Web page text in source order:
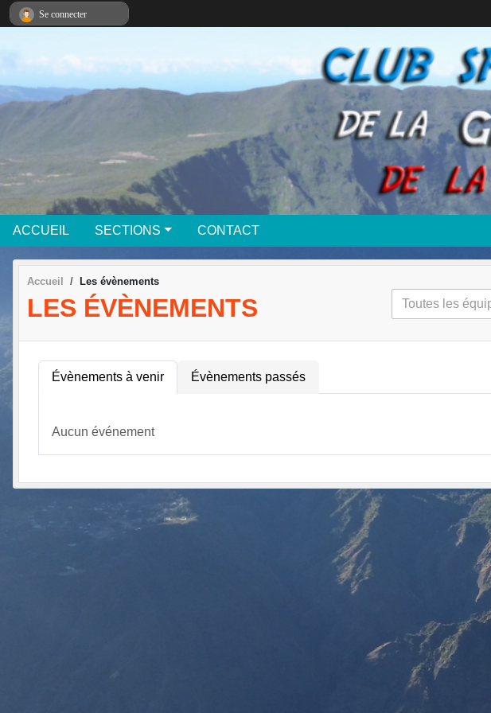
ACCUEIL SECTIONS CONTACT
Accueil Les évènements
LES ÉVÈNEMENTS
Évènements à venir Évènements passés
Aucun événement
Se connecter
Panneau de gestion des cookies